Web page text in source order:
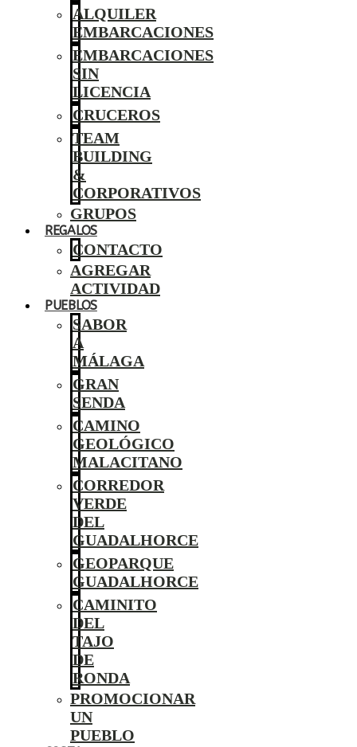
ALQUILER
EMBARCACIONES
EMBARCACIONES
SIN
LICENCIA
CRUCEROS
TEAM
BUILDING
&
CORPORATIVOS
GRUPOS
REGALOS
CONTACTO
AGREGAR
ACTIVIDAD
PUEBLOS
SABOR
A
MÁLAGA
GRAN
SENDA
CAMINO
GEOLÓGICO
MALACITANO
CORREDOR
VERDE
DEL
GUADALHORCE
GEOPARQUE
GUADALHORCE
CAMINITO
DEL
TAJO
DE
RONDA
PROMOCIONAR
UN
PUEBLO